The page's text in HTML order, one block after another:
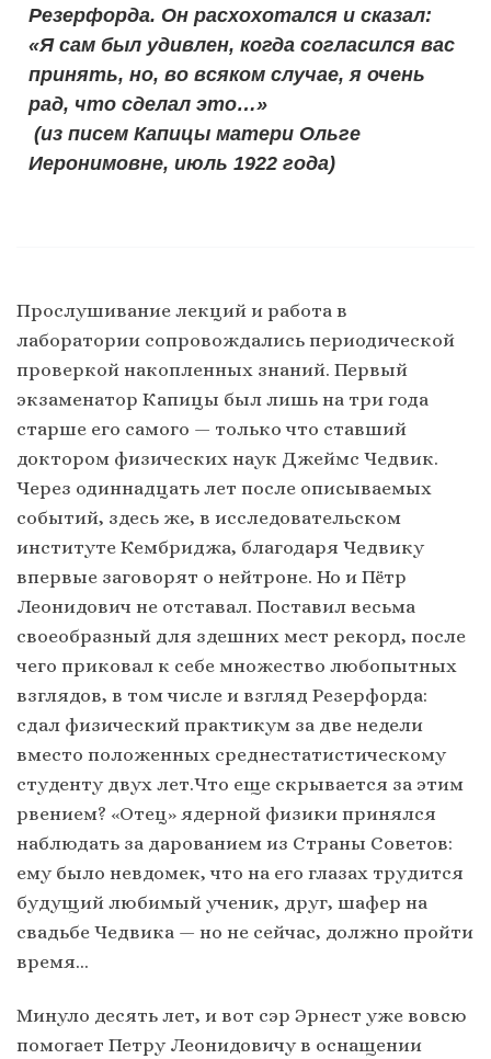
Резерфорда. Он расхохотался и сказал:
«Я сам был удивлен, когда согласился вас
принять, но, во всяком случае, я очень
рад, что сделал это…»
(из писем Капицы матери Ольге
Иеронимовне, июль 1922 года)
Прослушивание лекций и работа в
лаборатории сопровождались периодической
проверкой накопленных знаний. Первый
экзаменатор Капицы был лишь на три года
старше его самого — только что ставший
доктором физических наук Джеймс Чедвик.
Через одиннадцать лет после описываемых
событий, здесь же, в исследовательском
институте Кембриджа, благодаря Чедвику
впервые заговорят о нейтроне. Но и Пётр
Леонидович не отставал. Поставил весьма
своеобразный для здешних мест рекорд, после
чего приковал к себе множество любопытных
взглядов, в том числе и взгляд Резерфорда:
сдал физический практикум за две недели
вместо положенных среднестатистическому
студенту двух лет.Что еще скрывается за этим
рвением? «Отец» ядерной физики принялся
наблюдать за дарованием из Страны Советов:
ему было невдомек, что на его глазах трудится
будущий любимый ученик, друг, шафер на
свадьбе Чедвика — но не сейчас, должно пройти
время…
Минуло десять лет, и вот сэр Эрнест уже вовсю
помогает Петру Леонидовичу в оснащении